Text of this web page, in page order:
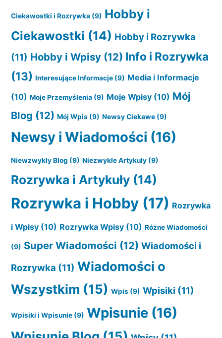
Ciekawostki i Rozrywka (9) Hobby i
Ciekawostki (14) Hobby i Rozrywka
(11) Hobby i Wpisy (12) Info i Rozrywka
(13) Interesujące Informacje (9) Media i Informacje
(10) Moje Przemyślenia (9) Moje Wpisy (10) Mój
Blog (12) Mój Wpis (9) Newsy Ciekawe (9)
Newsy i Wiadomości (16)
Niewzwykły Blog (9) Niezwykłe Artykuły (9)
Rozrywka i Artykuły (14)
Rozrywka i Hobby (17) Rozrywka
i Wpisy (10) Rozrywka Wpisy (10) Różne Wiadomości
(9) Super Wiadomości (12) Wiadomości i
Rozrywka (11) Wiadomości o
Wszystkim (15) Wpis (9) Wpisiki (11)
Wpisiki i Wpisunie (9) Wpisunie (16)